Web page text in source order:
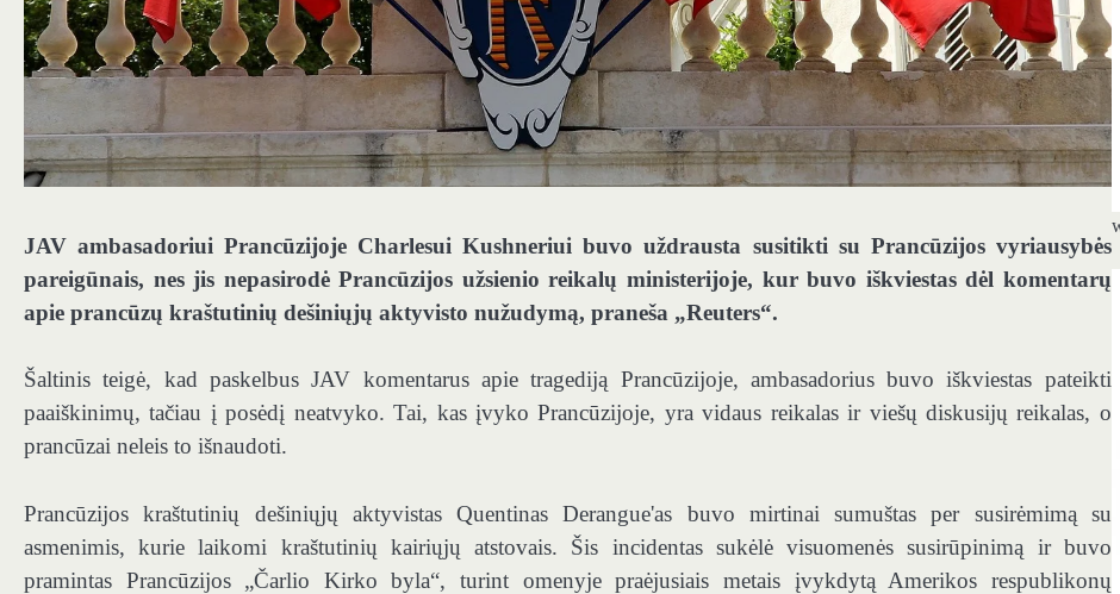
JAV ambasadoriui Prancūzijoje Charlesui Kushneriui buvo uždrausta susitikti su Prancūzijos vyriausybės
pareigūnais, nes jis nepasirodė Prancūzijos užsienio reikalų ministerijoje, kur buvo iškviestas dėl komentarų
apie prancūzų kraštutinių dešiniųjų aktyvisto nužudymą, praneša „Reuters“.
Šaltinis teigė, kad paskelbus JAV komentarus apie tragediją Prancūzijoje, ambasadorius buvo iškviestas pateikti
paaiškinimų, tačiau į posėdį neatvyko. Tai, kas įvyko Prancūzijoje, yra vidaus reikalas ir viešų diskusijų reikalas, o
prancūzai neleis to išnaudoti.
Prancūzijos kraštutinių dešiniųjų aktyvistas Quentinas Derangue'as buvo mirtinai sumuštas per susirėmimą su
asmenimis, kurie laikomi kraštutinių kairiųjų atstovais. Šis incidentas sukėlė visuomenės susirūpinimą ir buvo
pramintas Prancūzijos „Čarlio Kirko byla“, turint omenyje praėjusiais metais įvykdytą Amerikos respublikonų